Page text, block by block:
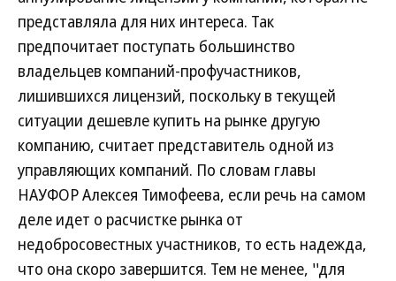
представляла для них интереса. Так
предпочитает поступать большинство
владельцев компаний-профучастников,
лишившихся лицензий, поскольку в текущей
ситуации дешевле купить на рынке другую
компанию, считает представитель одной из
управляющих компаний. По словам главы
НАУФОР Алексея Тимофеева, если речь на самом
деле идет о расчистке рынка от
недобросовестных участников, то есть надежда,
что она скоро завершится. Тем не менее, ''для